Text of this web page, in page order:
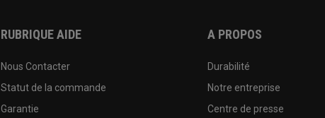
RUBRIQUE AIDE
Nous Contacter
Statut de la commande
Garantie
A PROPOS
Durabilité
Notre entreprise
Centre de presse